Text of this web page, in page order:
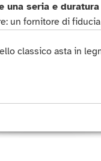
una seria e
un fornitore di
classico asta in